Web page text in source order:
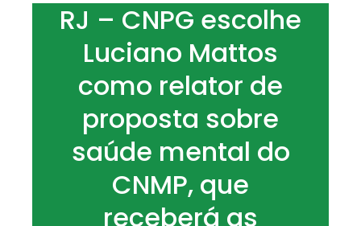
RJ – CNPG escolhe
Luciano Mattos
como relator de
proposta sobre
saúde mental do
CNMP, que
receberá as